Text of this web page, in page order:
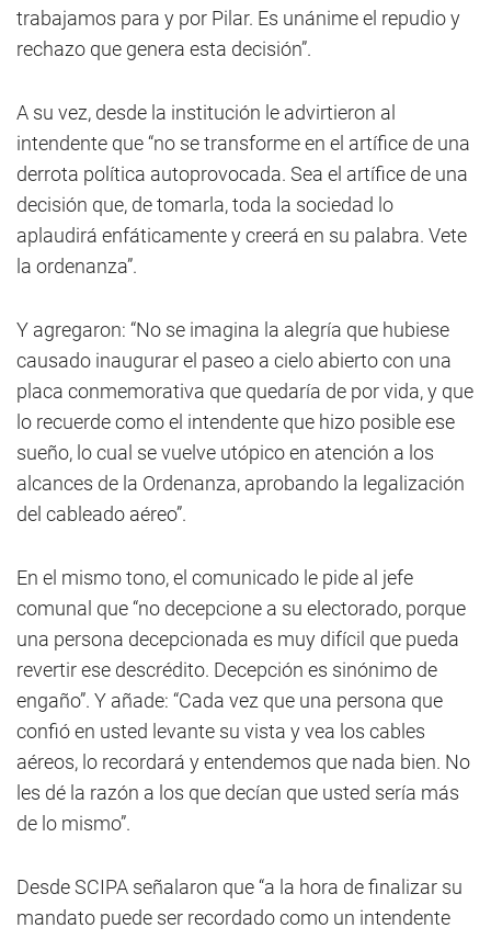
trabajamos para y por Pilar. Es unánime el repudio y
rechazo que genera esta decisión”.
A su vez, desde la institución le advirtieron al
intendente que “no se transforme en el artífice de una
derrota política autoprovocada. Sea el artífice de una
decisión que, de tomarla, toda la sociedad lo
aplaudirá enfáticamente y creerá en su palabra. Vete
la ordenanza”.
Y agregaron: “No se imagina la alegría que hubiese
causado inaugurar el paseo a cielo abierto con una
placa conmemorativa que quedaría de por vida, y que
lo recuerde como el intendente que hizo posible ese
sueño, lo cual se vuelve utópico en atención a los
alcances de la Ordenanza, aprobando la legalización
del cableado aéreo”.
En el mismo tono, el comunicado le pide al jefe
comunal que “no decepcione a su electorado, porque
una persona decepcionada es muy difícil que pueda
revertir ese descrédito. Decepción es sinónimo de
engaño”. Y añade: “Cada vez que una persona que
confió en usted levante su vista y vea los cables
aéreos, lo recordará y entendemos que nada bien. No
les dé la razón a los que decían que usted sería más
de lo mismo”.
Desde SCIPA señalaron que “a la hora de finalizar su
mandato puede ser recordado como un intendente